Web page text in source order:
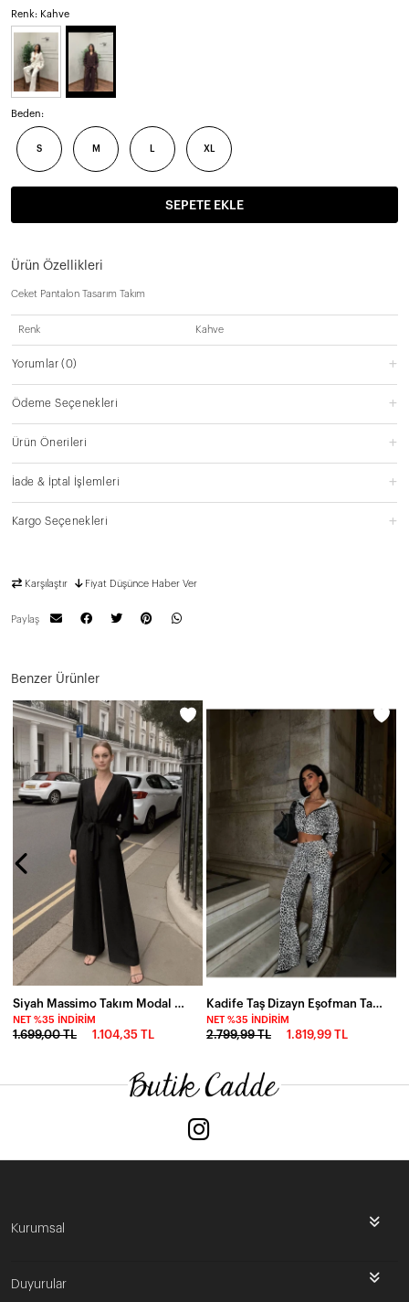
Renk: Kahve
Beden:
S M L XL
SEPETE EKLE
Ürün Özellikleri
Ceket Pantalon Tasarım Takım
Renk Kahve
Yorumlar(0)
Ödeme Seçenekleri
Ürün Önerileri
İade & İptal İşlemleri
Kargo Seçenekleri
Karşılaştır Fiyat Düşünce Haber Ver
Paylaş
Benzer Ürünler
Siyah Massimo Takım Modal Kumaş
NET %35 İNDIRIM
1.699,00 TL 1.104,35 TL
Kadife Taş Dizayn Eşofman Takım
NET %35 İNDIRIM
2.799,99 TL 1.819,99 TL
Kurumsal
Duyurular